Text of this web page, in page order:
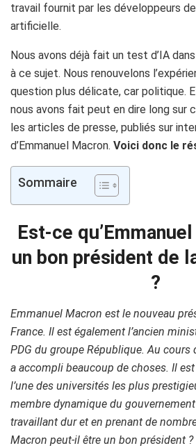
travail fournit par les développeurs
artificielle.
Nous avons déjà fait un test d’IA
à ce sujet. Nous renouvelons
question plus délicate, car politique.
nous avons fait peut en dire long sur
les articles de presse, publiés sur
d’Emmanuel Macron. Voici donc le
Sommaire
Est-ce
un bon président de
?
Emmanuel Macron est le nouveau
France. Il est également l’ancien
PDG du groupe République. Au cours
a accompli beaucoup de choses. Il
l’une des universités les plus
membre dynamique du
travaillant dur et en prenant de
Macron peut-il être un bon président ?